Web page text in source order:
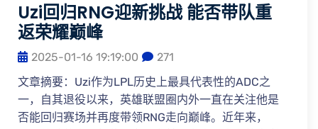
Uzi回归RNG迎新挑战 能否带队重
返荣耀巅峰
2025-01-16 19:19:00
271
文章摘要：Uzi作为LPL历史上最具代表性的ADC之
一，自其退役以来，英雄联盟圈内外一直在关注他是
否能回归赛场并再度带领RNG走向巅峰。近年来，